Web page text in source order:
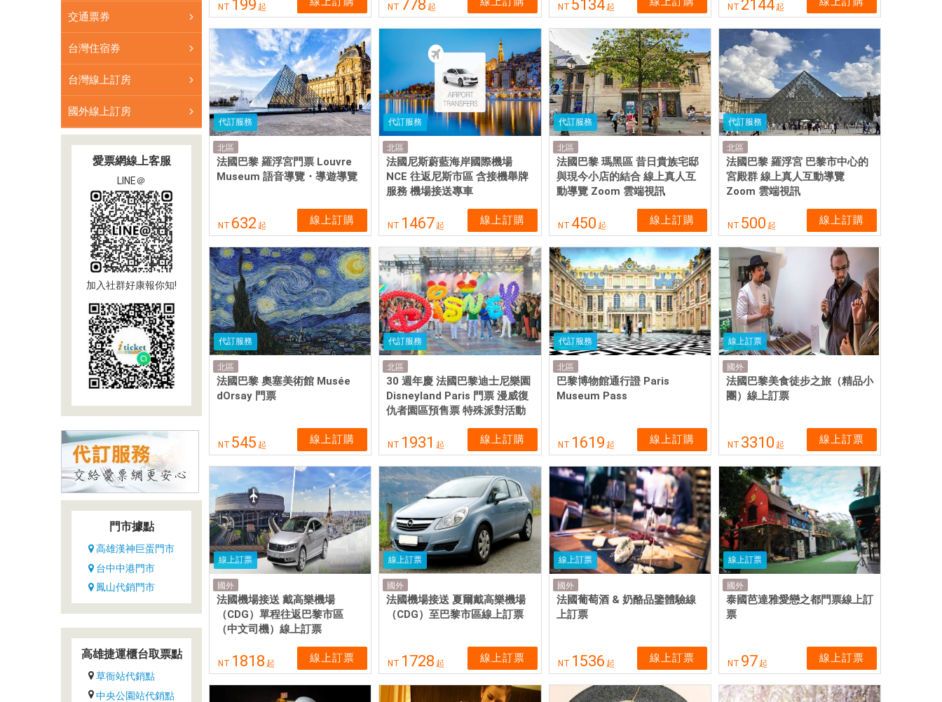
交通票券
台灣住宿券
台灣線上訂房
國外線上訂房
愛票網線上客服
LINE＠
加入社群好康報你知!
門市據點
高雄漢神巨蛋門市
台中中港門市
鳳山代銷門市
高雄捷運櫃台取票點
草衙站代銷點
中央公園站代銷點
NT 199 起 NT 778 起 NT 5134 起 NT 2144 起
代訂服務
北區
法國巴黎 羅浮宮門票 Louvre
Museum 語音導覽・導遊導覽
NT 632 起 線上訂購
代訂服務
北區
法國尼斯蔚藍海岸國際機場
NCE 往返尼斯市區 含接機舉牌
服務 機場接送專車
NT 1467 起 線上訂購
代訂服務
北區
法國巴黎 瑪黑區 昔日貴族宅邸
與現今小店的結合 線上真人互
動導覽 Zoom 雲端視訊
NT 450 起 線上訂購
代訂服務
北區
法國巴黎 羅浮宮 巴黎市中心的
宮殿群 線上真人互動導覽
Zoom 雲端視訊
NT 500 起 線上訂購
代訂服務
北區
法國巴黎 奧塞美術館 Musée
dOrsay 門票
NT 545 起 線上訂購
代訂服務
北區
30 週年慶 法國巴黎迪士尼樂園
Disneyland Paris 門票 漫威復
仇者園區預售票 特殊派對活動
NT 1931 起 線上訂購
代訂服務
北區
巴黎博物館通行證 Paris
Museum Pass
NT 1619 起 線上訂購
線上訂票
國外
法國巴黎美食徒步之旅（精品小
團）線上訂票
NT 3310 起 線上訂票
線上訂票
國外
法國機場接送 戴高樂機場
（CDG）單程往返巴黎市區
（中文司機）線上訂票
NT 1818 起 線上訂票
線上訂票
國外
法國機場接送 夏爾戴高樂機場
（CDG）至巴黎市區線上訂票
NT 1728 起 線上訂票
線上訂票
國外
法國葡萄酒 & 奶酪品鑒體驗線
上訂票
NT 1536 起 線上訂票
線上訂票
國外
泰國芭達雅愛戀之都門票線上訂
票
NT 97 起 線上訂票